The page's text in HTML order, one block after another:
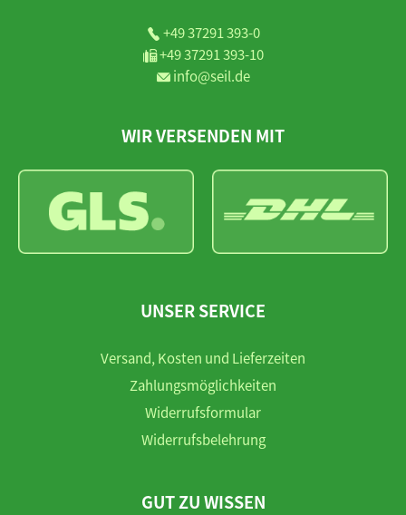
+49 37291 393-0
+49 37291 393-10
info@seil.de
WIR VERSENDEN MIT
UNSER SERVICE
Versand, Kosten und Lieferzeiten
Zahlungsmöglichkeiten
Widerrufsformular
Widerrufsbelehrung
GUT ZU WISSEN